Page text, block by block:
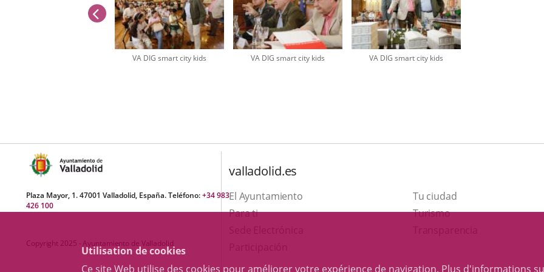
Utilisation de cookies
Ce site Web utilise des cookies pour améliorer votre expérience de navigation. Plus d'informations
VA DIG smart city kids VA DIG smart city kids VA DIG smart city kids
anterior
Plaza Mayor, 1. 47001 Valladolid, España. Teléfono:+34 983
426 100
Copyright 2025 - Ayuntamiento de Valladolid
valladolid.es
El Ayuntamiento
Tu ciudad
Para ti
TurismoEste
abrirá
una